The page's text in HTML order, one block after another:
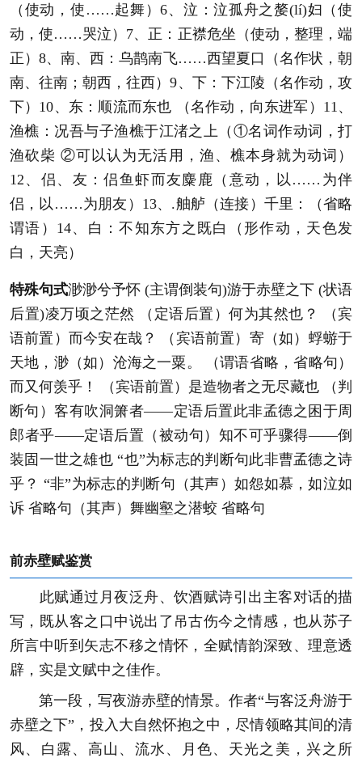
（使动，使……起舞）6、泣：泣孤舟之嫠(lí)妇（使
动，使……哭泣）7、正：正襟危坐（使动，整理，端
正）8、南、西：乌鹊南飞……西望夏口（名作状，朝
南、往南；朝西，往西）9、下：下江陵（名作动，攻
下）10、东：顺流而东也 （名作动，向东进军）11、
渔樵：况吾与子渔樵于江渚之上（①名词作动词，打
渔砍柴 ②可以认为无活用，渔、樵本身就为动词）
12、侣、友：侣鱼虾而友麋鹿（意动，以……为伴
侣，以……为朋友）13、.舳舻（连接）千里：（省略
谓语）14、白：不知东方之既白（形作动，天色发
白，天亮）
特殊句式渺渺兮予怀 (主谓倒装句)游于赤壁之下 (状语
后置)凌万顷之茫然 （定语后置）何为其然也？ （宾
语前置）而今安在哉？ （宾语前置）寄（如）蜉蝣于
天地，渺（如）沧海之一粟。 （谓语省略，省略句）
而又何羡乎！ （宾语前置）是造物者之无尽藏也 （判
断句）客有吹洞箫者——定语后置此非孟德之困于周
郎者乎——定语后置（被动句）知不可乎骤得——倒
装固一世之雄也 “也”为标志的判断句此非曹孟德之诗
乎？ “非”为标志的判断句（其声）如怨如慕，如泣如
诉 省略句（其声）舞幽壑之潜蛟 省略句
前赤壁赋鉴赏
此赋通过月夜泛舟、饮酒赋诗引出主客对话的描
写，既从客之口中说出了吊古伤今之情感，也从苏子
所言中听到矢志不移之情怀，全赋情韵深致、理意透
辟，实是文赋中之佳作。
第一段，写夜游赤壁的情景。作者“与客泛舟游于
赤壁之下”，投入大自然怀抱之中，尽情领略其间的清
风、白露、高山、流水、月色、天光之美，兴之所